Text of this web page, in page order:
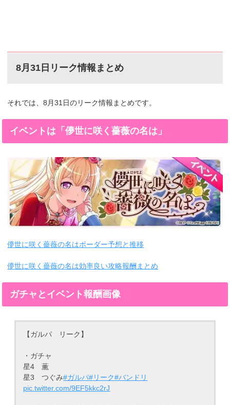
8月31日リーク情報まとめ
それでは、8月31日のリーク情報まとめです。
イベントは「儚世に咲く薔薇の名は」
儚世に咲く薔薇の名はボーダー予想と推移
儚世に咲く薔薇の名は効率良い攻略報酬まとめ
ガチャとイベント報酬画像
【ガルパ リーク】
・ガチャ
星4 薫
星3 つぐみ#ガルパ#リーク#バンドリ
pic.twitter.com/9EF5kkc2rJ